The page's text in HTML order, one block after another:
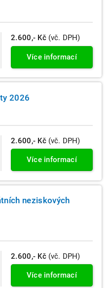
2.600,- Kč (vč. DPH)
Více informací
2026
2.600,- Kč (vč. DPH)
Více informací
neziskových
2.600,- Kč (vč. DPH)
Více informací